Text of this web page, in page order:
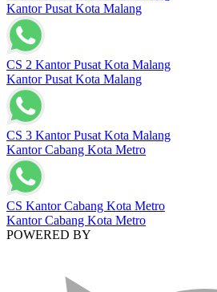
Kantor Pusat Kota Malang
CS 2 Kantor Pusat Kota Malang
Kantor Pusat Kota Malang
CS 3 Kantor Pusat Kota Malang
Kantor Cabang Kota Metro
CS Kantor Cabang Kota Metro
Kantor Cabang Kota Metro
POWERED BY